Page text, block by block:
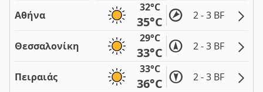
Αθήνα
32°C
35°C 2 - 3 BF
Θεσσαλονίκη
29°C
33°C 2 - 3 BF
Πειραιάς
33°C
36°C 2 - 3 BF